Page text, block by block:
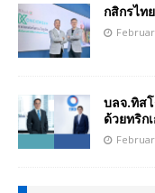
กสิกรไท
บลจ.ทิส
ด้วยทริก